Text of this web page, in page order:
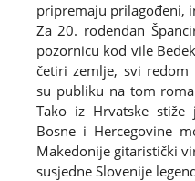
pripremaju prilagođeni,
Za 20. rođendan
pozornicu kod vile
četiri zemlje, svi
su publiku na tom
Tako iz Hrvatske stiže
Bosne i Hercegovine
Makedonije gitaristički
susjedne Slovenije